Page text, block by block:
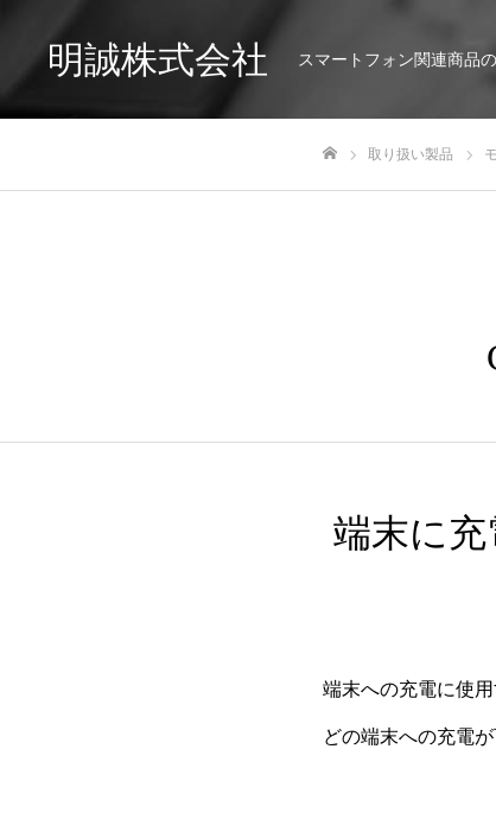
明誠株式会社 スマートフォン関連商品
取り扱い製品
端末に
端末への充電に使
どの端末への充電